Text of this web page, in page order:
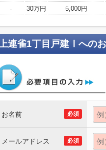
-
30万円 5,000円
上連雀1丁目戸建Ⅰ への
必須
お名前
必須
メールアドレス